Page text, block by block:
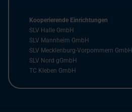
Kooperierende Einrichtungen
SLV Halle GmbH
SLV Mannheim GmbH
SLV Mecklenburg-Vorpommern GmbH
SLV Nord gGmbH
TC Kleben GmbH